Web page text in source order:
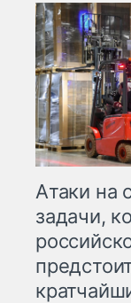
Атаки на
задачи,